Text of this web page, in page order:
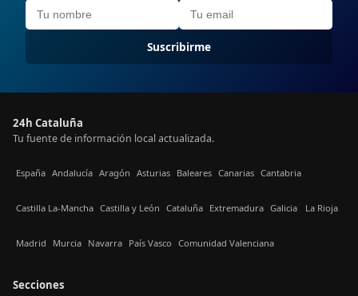
Suscribirme
24h Cataluña
Tu fuente de información local actualizada.
España Andalucía Aragón Asturias Baleares Canarias Cantabria
Castilla La-Mancha Castilla y León Cataluña Extremadura Galicia La Rioja
Madrid Murcia Navarra País Vasco Comunidad Valenciana
Secciones